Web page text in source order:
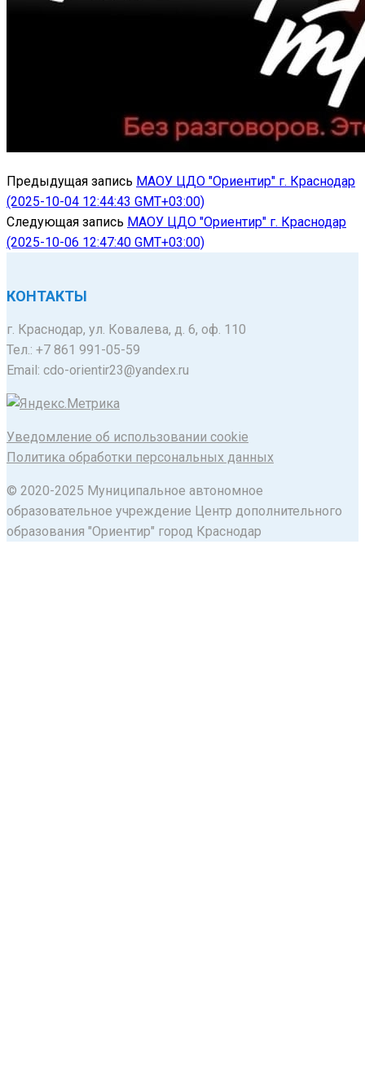
Предыдущая запись МАОУ ЦДО "Ориентир" г. Краснодар
(2025-10-04 12:44:43 GMT+03:00)
Следующая запись МАОУ ЦДО "Ориентир" г. Краснодар
(2025-10-06 12:47:40 GMT+03:00)
КОНТАКТЫ
г. Краснодар, ул. Ковалева, д. 6, оф. 110
Тел.: +7 861 991-05-59
Email: cdo-orientir23@yandex.ru
Уведомление об использовании cookie
Политика обработки персональных данных
© 2020-2025 Муниципальное автономное
образовательное учреждение Центр дополнительного
образования "Ориентир" город Краснодар